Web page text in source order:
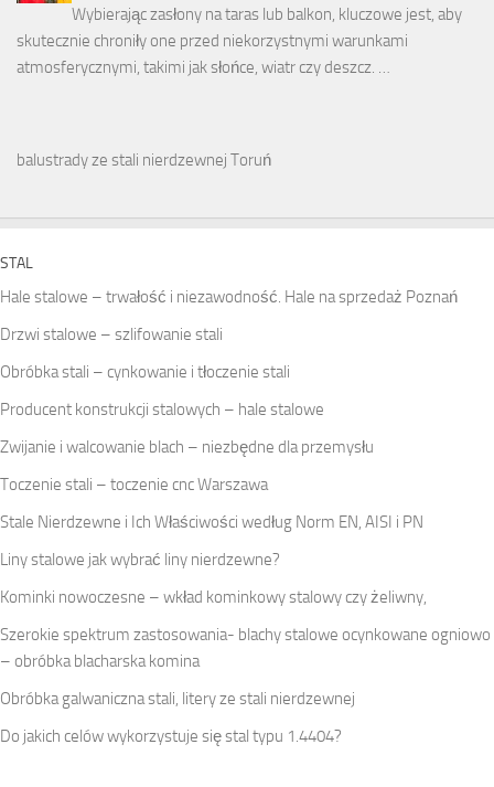
Wybierając zasłony na taras lub balkon, kluczowe jest, aby
skutecznie chroniły one przed niekorzystnymi warunkami
atmosferycznymi, takimi jak słońce, wiatr czy deszcz. …
balustrady ze stali nierdzewnej Toruń
STAL
Hale stalowe – trwałość i niezawodność. Hale na sprzedaż Poznań
Drzwi stalowe – szlifowanie stali
Obróbka stali – cynkowanie i tłoczenie stali
Producent konstrukcji stalowych – hale stalowe
Zwijanie i walcowanie blach – niezbędne dla przemysłu
Toczenie stali – toczenie cnc Warszawa
Stale Nierdzewne i Ich Właściwości według Norm EN, AISI i PN
Liny stalowe jak wybrać liny nierdzewne?
Kominki nowoczesne – wkład kominkowy stalowy czy żeliwny,
Szerokie spektrum zastosowania- blachy stalowe ocynkowane ogniowo
– obróbka blacharska komina
Obróbka galwaniczna stali, litery ze stali nierdzewnej
Do jakich celów wykorzystuje się stal typu 1.4404?